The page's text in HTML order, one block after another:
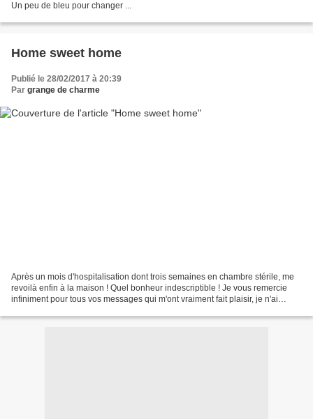
Un peu de bleu pour changer ...
Home sweet home
Publié le 28/02/2017 à 20:39
Par grange de charme
Après un mois d'hospitalisation dont trois semaines en chambre stérile, me
revoilà enfin à la maison ! Quel bonheur indescriptible ! Je vous remercie
infiniment pour tous vos messages qui m'ont vraiment fait plaisir, je n'ai